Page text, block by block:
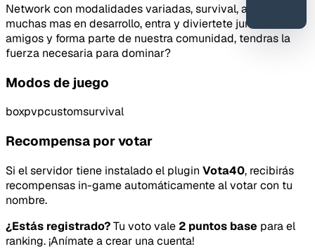
Network con modalidades variadas, survival, anarquico y
muchas mas en desarrollo, entra y diviertete junto a tus
amigos y forma parte de nuestra comunidad, tendras la
fuerza necesaria para dominar?
Modos de juego
boxpvpcustomsurvival
Recompensa por votar
Si el servidor tiene instalado el plugin Vota40, recibirás
recompensas in-game automáticamente al votar con tu
nombre.
¿Estás registrado?Tu voto vale 2 puntos base para el
ranking. ¡Anímate a crear una cuenta!
Reportar
error o
mejora